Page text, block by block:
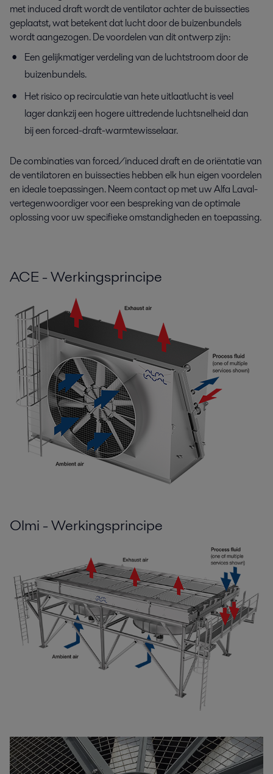
met induced draft wordt de ventilator achter de buissecties
geplaatst, wat betekent dat lucht door de buizenbundels
wordt aangezogen. De voordelen van dit ontwerp zijn:
Een gelijkmatiger verdeling van de luchtstroom door de
buizenbundels.
Het risico op recirculatie van hete uitlaatlucht is veel
lager dankzij een hogere uittredende luchtsnelheid dan
bij een forced-draft-warmtewisselaar.
De combinaties van forced/induced draft en de oriëntatie van
de ventilatoren en buissecties hebben elk hun eigen voordelen
en ideale toepassingen. Neem contact op met uw Alfa Laval-
vertegenwoordiger voor een bespreking van de optimale
oplossing voor uw specifieke omstandigheden en toepassing.
ACE - Werkingsprincipe
Olmi - Werkingsprincipe